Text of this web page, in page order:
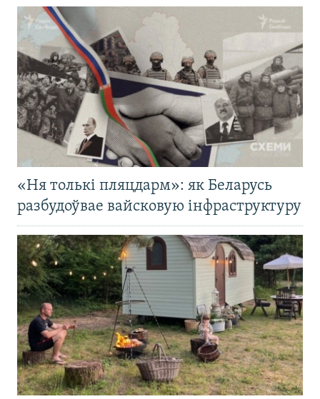
«Ня толькі пляцдарм»: як Беларусь
разбудоўвае вайсковую інфраструктуру